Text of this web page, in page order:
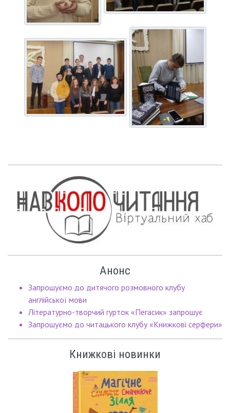
Анонс
Запрошуємо до дитячого розмовного клубу
англійської мови
Літературно-творчий гурток «Пегасик» запрошує
Запрошуємо до читацького клубу «Книжкові серфери»
Книжкові новинки